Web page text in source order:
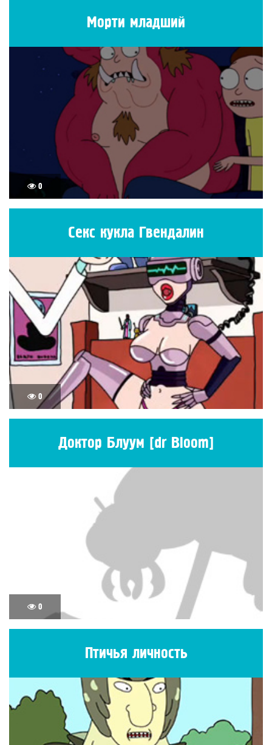
Морти младший
0
Секс кукла Гвендалин
0
Доктор Блуум [dr Bloom]
0
Птичья личность